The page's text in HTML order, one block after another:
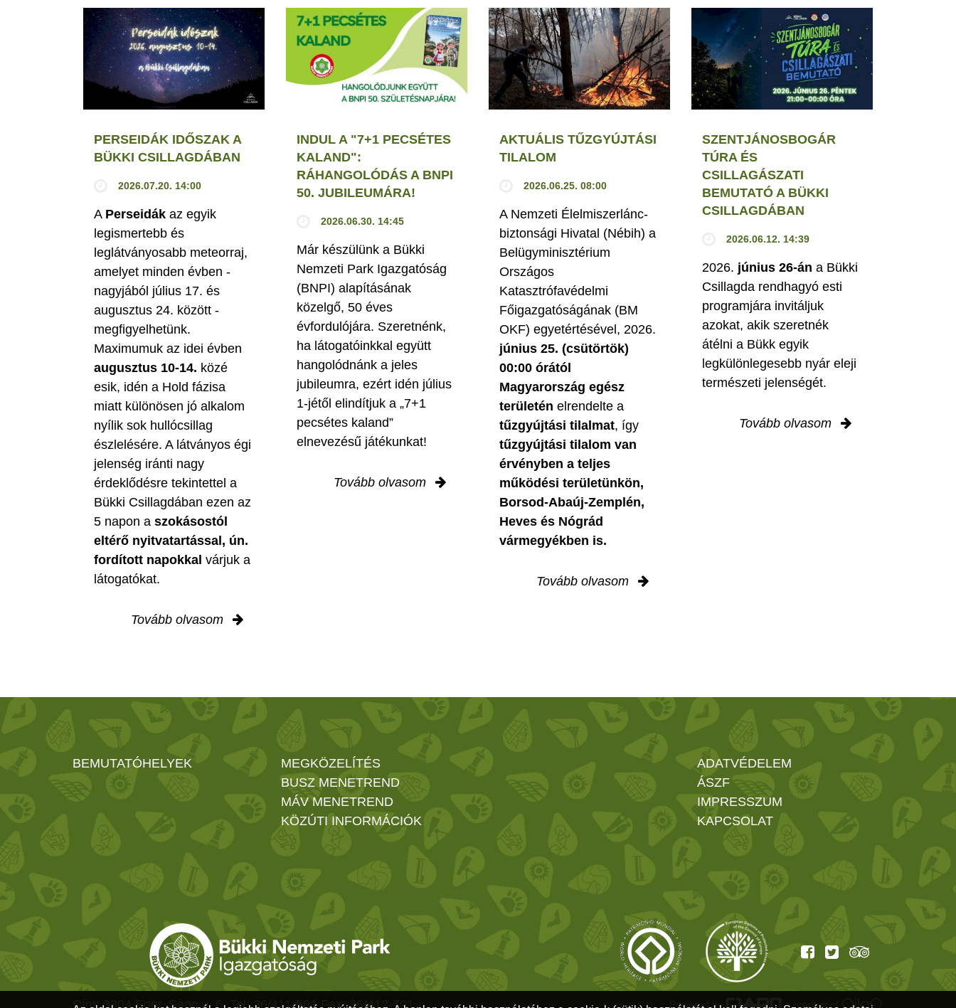
PERSEIDÁK IDŐSZAK A
BÜKKI CSILLAGDÁBAN
2026.07.20. 14:00
A Perseidák az egyik
legismertebb és
leglátványosabb meteorraj,
amelyet minden évben -
nagyjából július 17. és
augusztus 24. között -
megfigyelhetünk.
Maximumuk az idei évben
augusztus 10-14. közé
esik, idén a Hold fázisa
miatt különösen jó alkalom
nyílik sok hullócsillag
észlelésére. A látványos égi
jelenség iránti nagy
érdeklődésre tekintettel a
Bükki Csillagdában ezen az
5 napon a szokásostól
eltérő nyitvatartással, ún.
fordított napokkal várjuk a
látogatókat.
Tovább olvasom
INDUL A "7+1 PECSÉTES
KALAND":
RÁHANGOLÓDÁS A BNPI
50. JUBILEUMÁRA!
2026.06.30. 14:45
Már készülünk a Bükki
Nemzeti Park Igazgatóság
(BNPI) alapításának
közelgő, 50 éves
évfordulójára. Szeretnénk,
ha látogatóinkkal együtt
hangolódnánk a jeles
jubileumra, ezért idén július
1-jétől elindítjuk a „7+1
pecsétes kaland”
elnevezésű játékunkat!
Tovább olvasom
AKTUÁLIS TŰZGYÚJTÁSI
TILALOM
2026.06.25. 08:00
A Nemzeti Élelmiszerlánc-
biztonsági Hivatal (Nébih) a
Belügyminisztérium
Országos
Katasztrófavédelmi
Főigazgatóságának (BM
OKF) egyetértésével, 2026.
június 25. (csütörtök)
00:00 órától
Magyarország egész
területén elrendelte a
tűzgyújtási tilalmat, így
tűzgyújtási tilalom van
érvényben a teljes
működési területünkön,
Borsod-Abaúj-Zemplén,
Heves és Nógrád
vármegyékben is.
Tovább olvasom
SZENTJÁNOSBOGÁR
TÚRA ÉS
CSILLAGÁSZATI
BEMUTATÓ A BÜKKI
CSILLAGDÁBAN
2026.06.12. 14:39
2026. június 26-án a Bükki
Csillagda rendhagyó esti
programjára invitáljuk
azokat, akik szeretnék
átélni a Bükk egyik
legkülönlegesebb nyár eleji
természeti jelenségét.
Tovább olvasom
BEMUTATÓHELYEK
MEGKÖZELÍTÉS
BUSZ MENETREND
MÁV MENETREND
KÖZÚTI INFORMÁCIÓK
ADATVÉDELEM
ÁSZF
IMPRESSZUM
KAPCSOLAT
Cím: 3304 Eger, Sánc u. 6. Tel: 36/411-581 Fax: 36/412-791 - Powered by a product of